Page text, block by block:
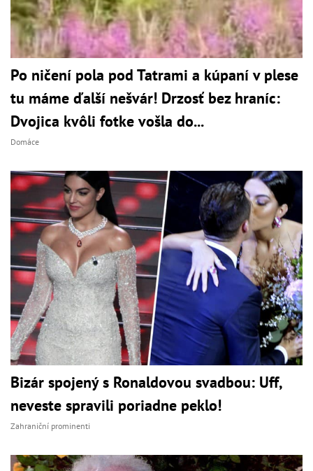
Po ničení pola pod Tatrami a kúpaní v plese
tu máme ďalší nešvár! Drzosť bez hraníc:
Dvojica kvôli fotke vošla do...
Domáce
Bizár spojený s Ronaldovou svadbou: Uff,
neveste spravili poriadne peklo!
Zahraniční prominenti